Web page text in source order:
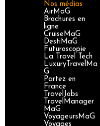
Nos médias
AirMaG
Brochures en
ligne
CruiseMaG
DestiMaG
Futuroscopie
La Travel Tech
LuxuryTravelMa
G
Partez en
France
TravelJobs
TravelManager
MaG
VoyageursMaG
Voyages